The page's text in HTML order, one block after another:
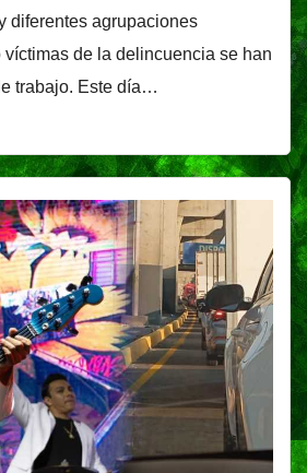
diferentes agrupaciones
de la delincuencia se han
trabajo. Este día…